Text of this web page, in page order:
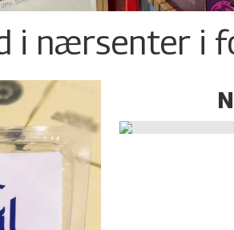
i nærsenter i